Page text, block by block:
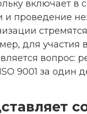
включает в
и проведение
для участия
вопрос:
9001 за один